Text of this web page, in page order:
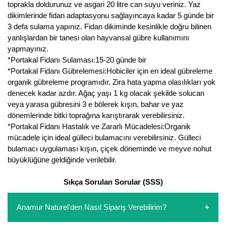
toprakla doldurunuz ve asgari 20 litre can suyu veriniz. Yaz
dikimlerinde fidan adaptasyonu sağlayıncaya kadar 5 günde bir
3 defa sulama yapınız. Fidan dikiminde kesinlikle doğru bilinen
yanlışlardan bir tanesi olan hayvansal gübre kullanımını
yapmayınız.
*Portakal Fidanı Sulaması:15-20 günde bir
*Portakal Fidanı Gübrelemesi:Hobiciler için en ideal gübreleme
organik gübreleme programıdır. Zira hata yapma olasılıkları yok
denecek kadar azdır. Ağaç yaşı 1 kg olacak şekilde solucan
veya yarasa gübresini 3 e bölerek kışın, bahar ve yaz
dönemlerinde bitki toprağına karıştırarak verebilirsiniz.
*Portakal Fidanı Hastalık ve Zararlı Mücadelesi:Organik
mücadele için ideal gülleci bulamacını verebilirsiniz. Gülleci
bulamacı uygulaması kışın, çiçek döneminde ve meyve nohut
büyüklüğüne geldiğinde verilebilir.
Sıkça Sorulan Sorular (SSS)
Anamur Naturel'den Nasıl Sipariş Verebilirim?